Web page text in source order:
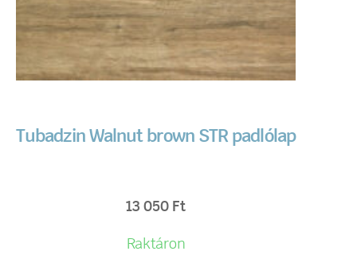
Tubadzin Walnut brown STR padlólap
13 050 Ft
Raktáron